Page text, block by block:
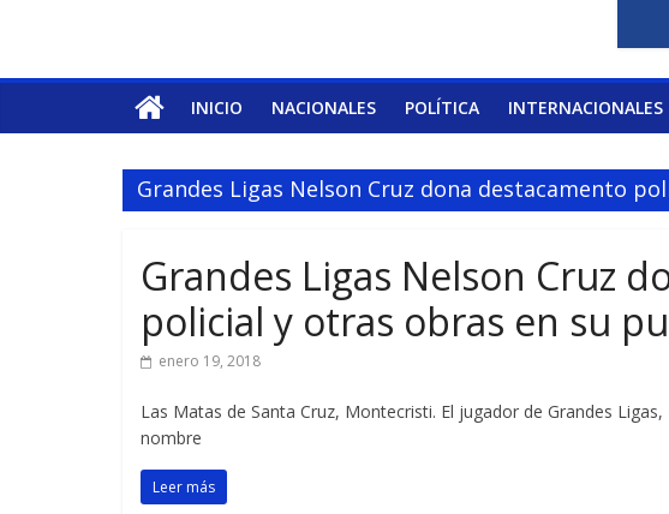
INICIO NACIONALES POLÍTICA INTERNACIONALES
Grandes Ligas Nelson Cruz dona destacamento
Grandes Ligas Nelson Cruz
policial y otras obras en su
enero 19, 2018
Las Matas de Santa Cruz, Montecristi. El jugador de Grandes
nombre
Leer más